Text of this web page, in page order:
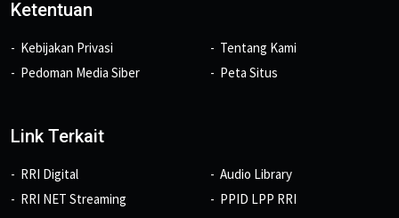
Ketentuan
Kebijakan Privasi
Pedoman Media Siber
Tentang Kami
Peta Situs
Link Terkait
RRI Digital
RRI NET Streaming
Audio Library
PPID LPP RRI